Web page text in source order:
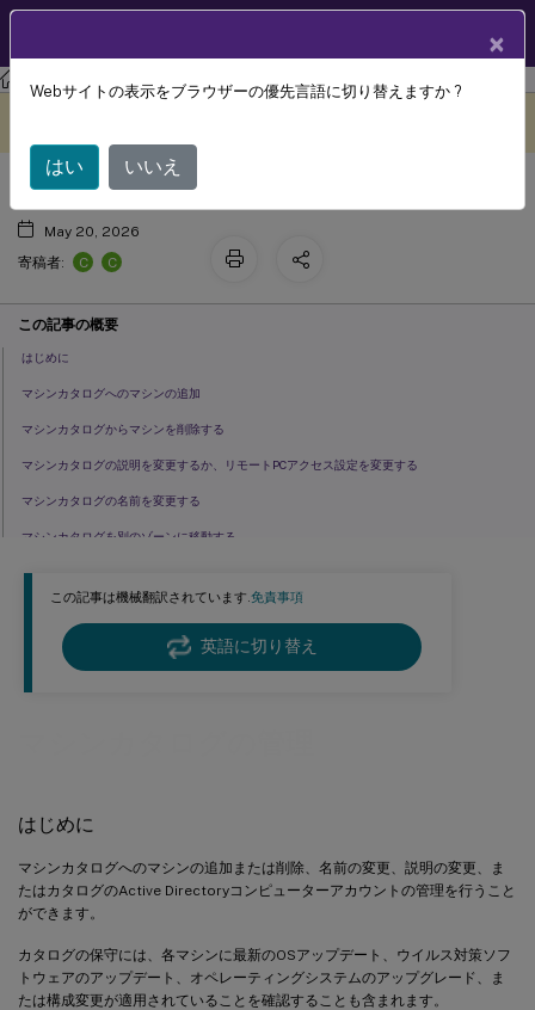
XenAppおよびXenDesktop XenAppおよびXenDesktop 7.15 LTSR
この記事は機械翻訳されています.免責事項
英語に切り替え
はじめに
マシンカタログへのマシンの追加または削除、名前の変更、説明の変更、ま
たはカタログのActive Directoryコンピューターアカウントの管理を行うこと
ができます。
カタログの保守には、各マシンに最新のOSアップデート、ウイルス対策ソフ
トウェアのアップデート、オペレーティングシステムのアップグレード、ま
たは構成変更が適用されていることを確認することも含まれます。
マシンカタログの管理
May 20, 2026
寄稿者:
C C
この記事の概要
はじめに
マシンカタログへのマシンの追加
マシンカタログからマシンを削除する
マシンカタログの説明を変更するか、リモートPCアクセス設定を変更する
マシンカタログの名前を変更する
マシンカタログを別のゾーンに移動する
マシンカタログを削除する
マシンカタログ内のActive Directoryコンピューターアカウントを管理する
マシンカタログを更新する
×
Webサイトの表示をブラウザーの優先言語に切り替えますか ?
はい いいえ